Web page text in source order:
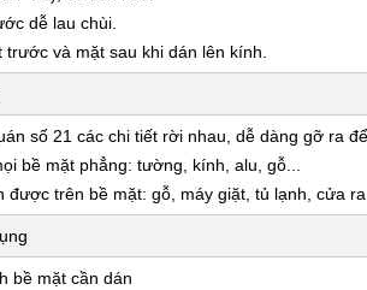
dễ lau chùi.
trước và mặt sau khi dán lên kính.
số 21 các chi tiết rời nhau, dễ dàng gỡ ra
bề mặt phẳng: tường, kính, alu, gỗ...
được trên bề mặt: gỗ, máy giặt, tủ lạnh, cửa
bề mặt cần dán